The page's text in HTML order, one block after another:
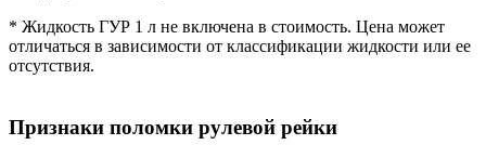
* Жидкость ГУР 1 л не включена в стоимость. Цена может
отличаться в зависимости от классификации жидкости или ее
отсутствия.
Признаки поломки рулевой рейки